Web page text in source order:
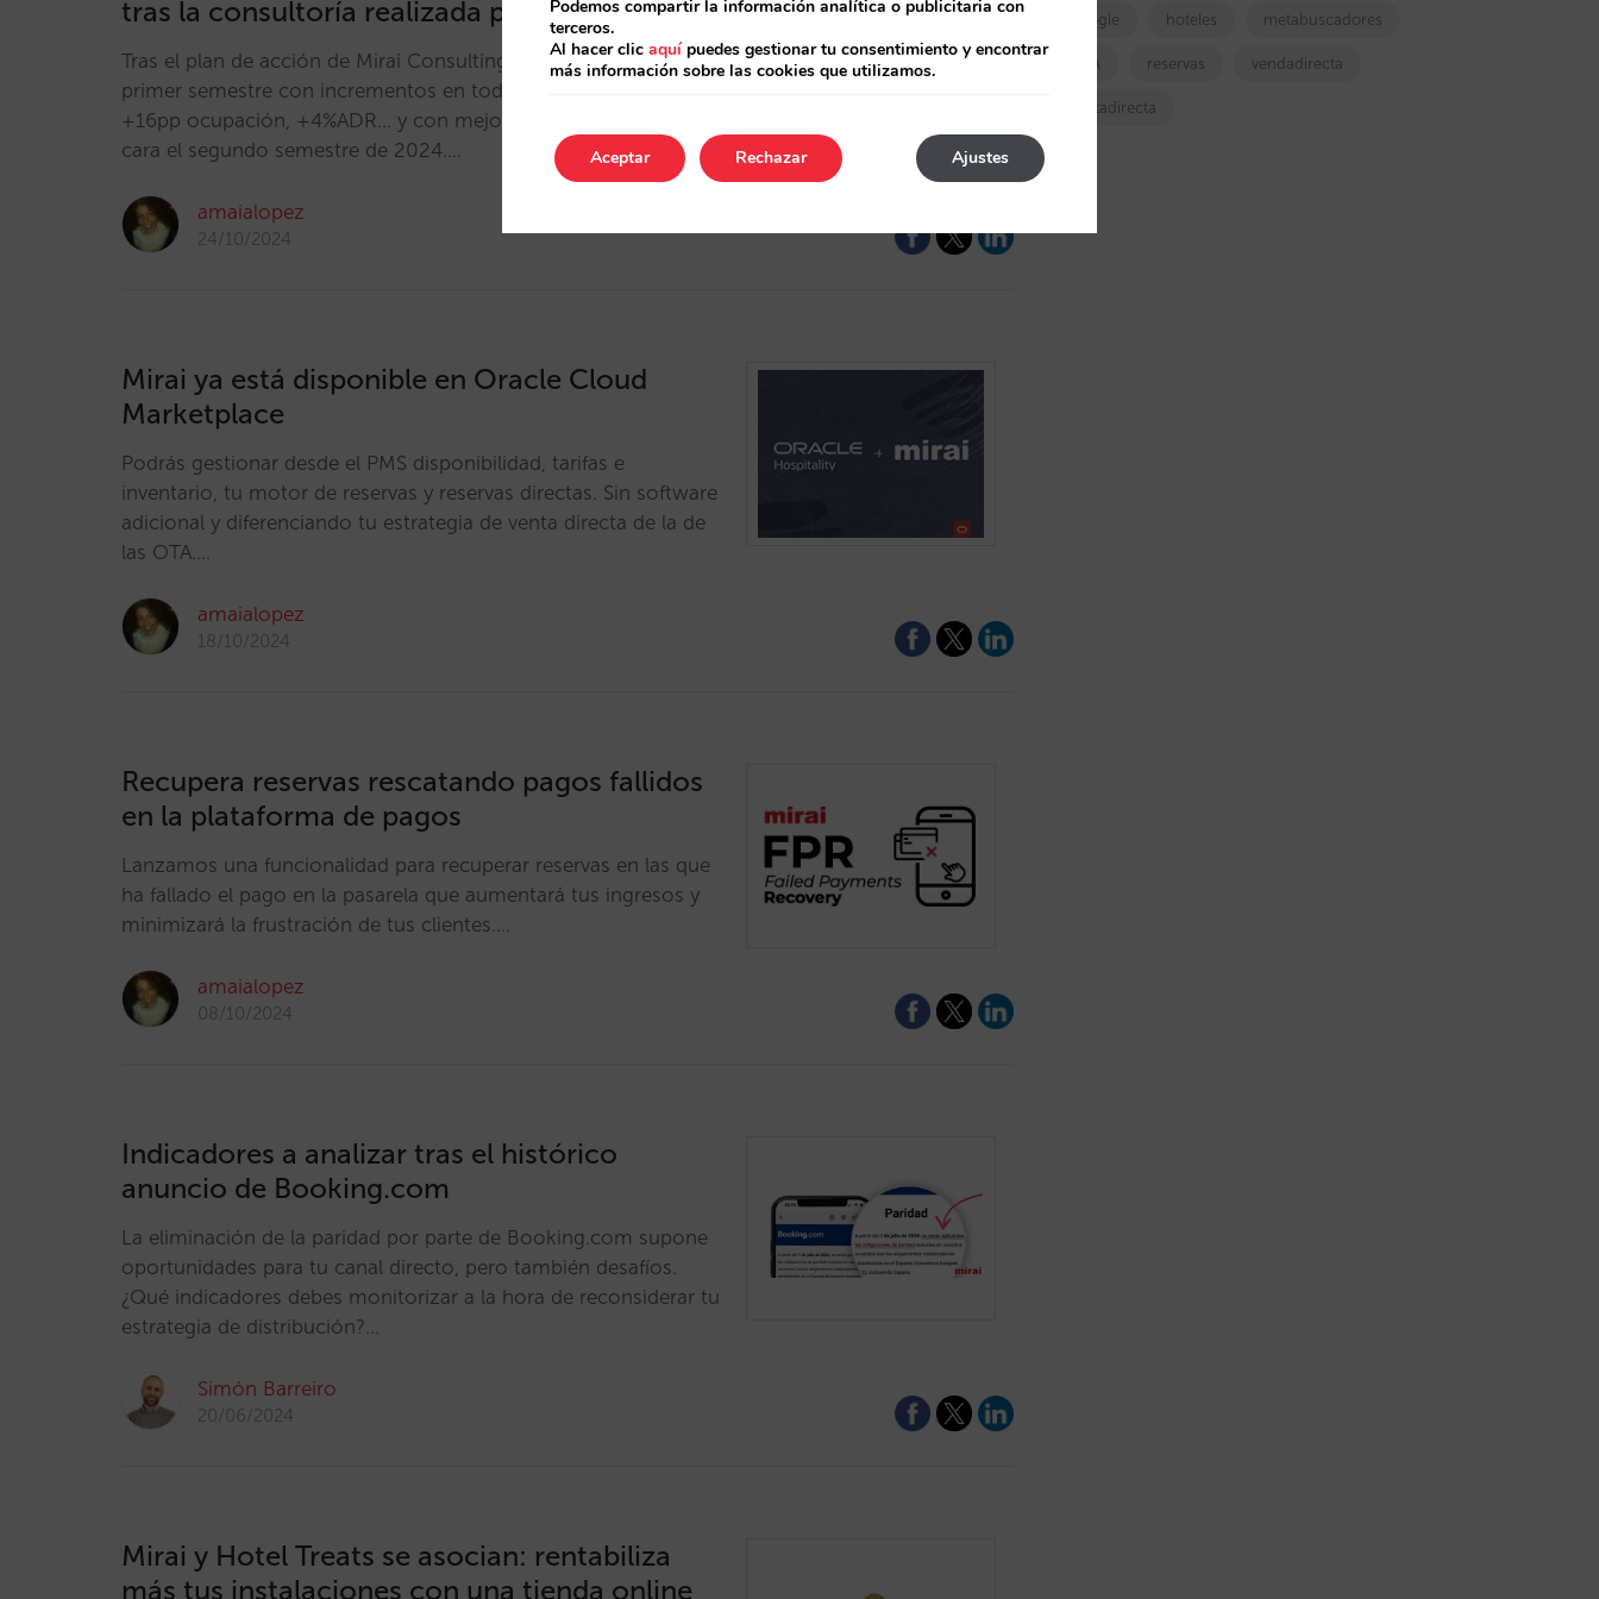
tras la consultoría realizada por Mirai
Tras el plan de acción de Mirai Consulting, el hotel cierra el
primer semestre con incrementos en todos los indicadores:
+16pp ocupación, +4%ADR... y con mejores perspectivas de
cara el segundo semestre de 2024.…
amaialopez
24/10/2024
Mirai ya está disponible en Oracle Cloud
Marketplace
Podrás gestionar desde el PMS disponibilidad, tarifas e
inventario, tu motor de reservas y reservas directas. Sin software
adicional y diferenciando tu estrategia de venta directa de la de
las OTA.…
amaialopez
18/10/2024
Recupera reservas rescatando pagos fallidos
en la plataforma de pagos
Lanzamos una funcionalidad para recuperar reservas en las que
ha fallado el pago en la pasarela que aumentará tus ingresos y
minimizará la frustración de tus clientes.…
amaialopez
08/10/2024
Indicadores a analizar tras el histórico
anuncio de Booking.com
La eliminación de la paridad por parte de Booking.com supone
oportunidades para tu canal directo, pero también desafíos.
¿Qué indicadores debes monitorizar a la hora de reconsiderar tu
estrategia de distribución?…
Simón Barreiro
20/06/2024
Mirai y Hotel Treats se asocian: rentabiliza
más tus instalaciones con una tienda online
google hoteles metabuscadores
OTA reservas vendadirecta
ventadirecta
Podemos compartir la información analítica o publicitaria con
terceros.
Al hacer clic aquípuedes gestionar tu consentimiento y encontrar
más información sobre las cookies que utilizamos.
Aceptar Ajustes
Rechazar